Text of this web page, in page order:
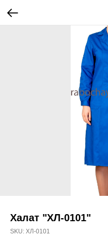
Халат "ХЛ-0101"
SKU: ХЛ-0101